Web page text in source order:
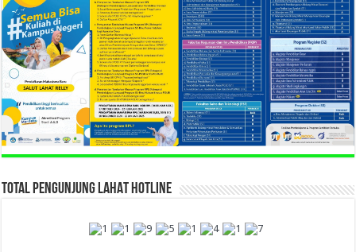
TOTAL PENGUNJUNG LAHAT HOTLINE